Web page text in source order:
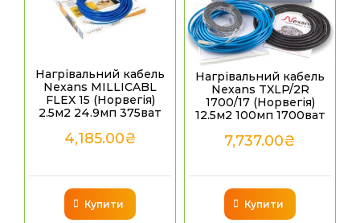
Нагрівальний кабель
Nexans MILLICABL
FLEX 15 (Норвегія)
2.5м2 24.9мп 375ват
4,185.00₴
Купити
Нагрівальний кабель
Nexans TXLP/2R
1700/17 (Норвегія)
12.5м2 100мп 1700ват
7,737.00₴
Купити